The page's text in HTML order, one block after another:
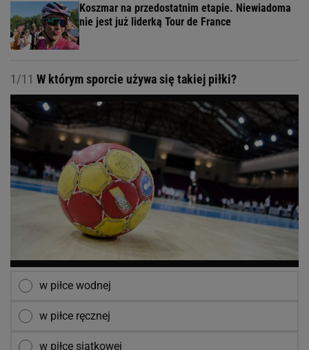
Koszmar na przedostatnim etapie. Niewiadoma
nie jest już liderką Tour de France
1/11 W którym sporcie używa się takiej piłki?
w piłce wodnej
w piłce ręcznej
w piłce siatkowej